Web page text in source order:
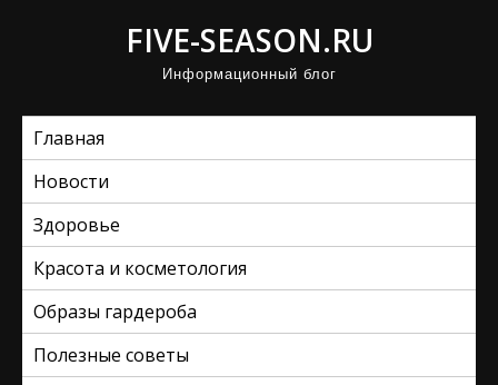
FIVE-SEASON.RU
Информационный блог
Главная
Новости
Здоровье
Красота и косметология
Образы гардероба
Полезные советы